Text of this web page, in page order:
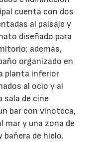
cuenta con dos
al paisaje y
diseñado para
además,
organizado en
planta inferior
al ocio y al
sala de cine
bar con vinoteca,
mar y una zona de
bañera de hielo.